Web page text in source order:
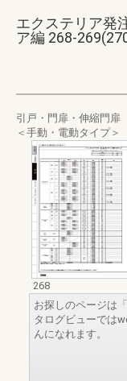
エクステリア発
ア編 268-
引戸・門扉・伸縮門扉
＜手動・電動タイプ＞
268
お探しのページは
タログビューでは
んになれます。